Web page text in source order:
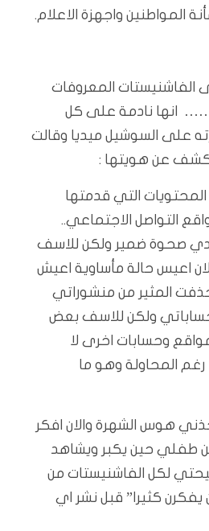
المواطنين واجهزة الاعلام.
الفاشنيستات المعروفات
انها نادمة على كل
على السوشيل ميديا وقالت
عن هويتها :
المحتويات التي قدمتها
التواصل الاجتماعي..
عندي صحوة ضمير ولكن للاسف
اعيس حالة مأساوية اعيش
المثير من منشوراتي
ولكن للاسف بعض
وحسابات اخرى لا
المحاولة وهو ما
هوس الشهرة والان افكر
طفلي حين يكبر ويشاهد
لكل الفاشنيستات من
يفكرن كثيرا” قبل نشر اي